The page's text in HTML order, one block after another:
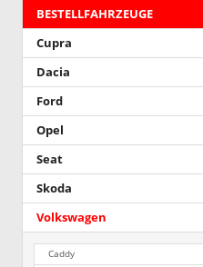
BESTELLFAHRZEUGE
Cupra
Dacia
Ford
Opel
Seat
Skoda
Volkswagen
Caddy